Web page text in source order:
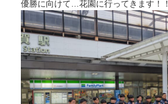
優勝に向けて…花園に行ってきます！！